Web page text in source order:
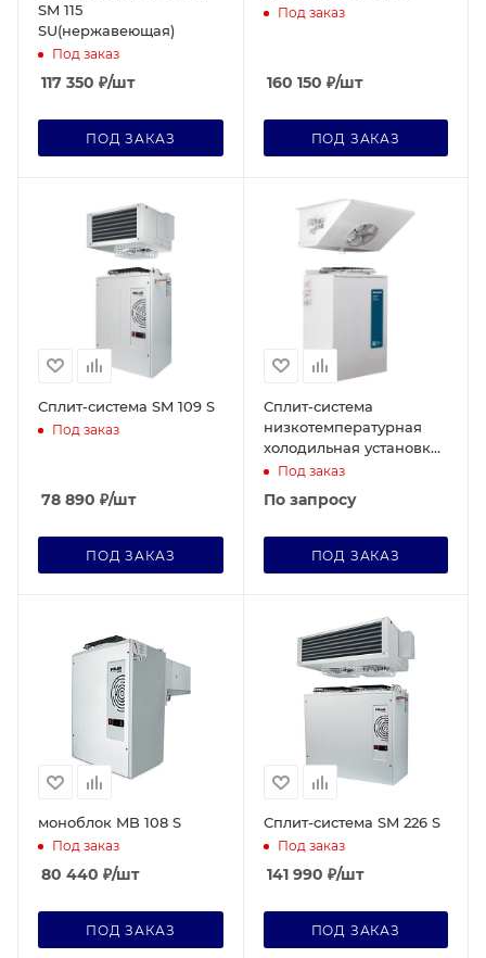
SM 115
SU(нержавеющая)
Под заказ
117 350 ₽/шт
ПОД ЗАКАЗ
Под заказ
160 150 ₽/шт
ПОД ЗАКАЗ
Сплит-система SM 109 S
Под заказ
78 890 ₽/шт
ПОД ЗАКАЗ
Сплит-система
низкотемпературная
холодильная установка
POLAIR Professionale SB
Под заказ
По запросу
ПОД ЗАКАЗ
моноблок MB 108 S
Под заказ
80 440 ₽/шт
ПОД ЗАКАЗ
Сплит-система SM 226 S
Под заказ
141 990 ₽/шт
ПОД ЗАКАЗ